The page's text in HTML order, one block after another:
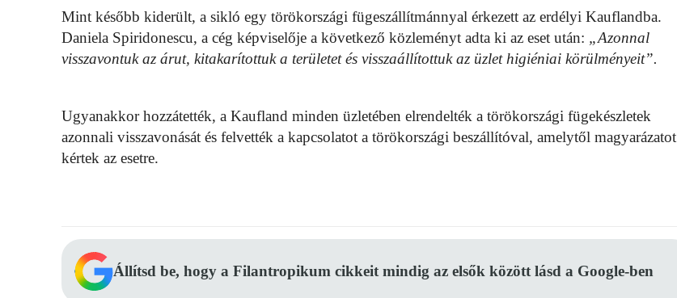
Mint később kiderült, a sikló egy törökországi fügeszállítmánnyal érkezett az erdélyi Kauflandba.
Daniela Spiridonescu, a cég képviselője a következő közleményt adta ki az eset után: „Azonnal
visszavontuk az árut, kitakarítottuk a területet és visszaállítottuk az üzlet higiéniai körülményeit”.
Ugyanakkor hozzátették, a Kaufland minden üzletében elrendelték a törökországi fügekészletek
azonnali visszavonását és felvették a kapcsolatot a törökországi beszállítóval, amelytől magyarázatot
kértek az esetre.
Állítsd be, hogy a Filantropikum cikkeit mindig az elsők között lásd a Google-ben